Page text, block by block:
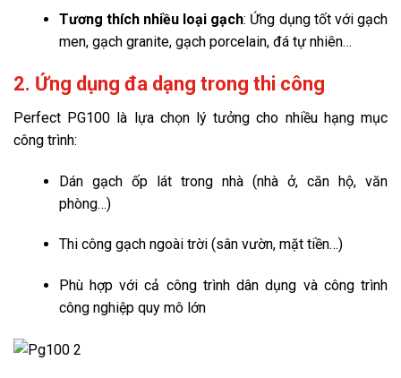
Tương thích nhiều loại gạch: Ứng dụng tốt với gạch
men, gạch granite, gạch porcelain, đá tự nhiên…
2. Ứng dụng đa dạng trong thi công
Perfect PG100 là lựa chọn lý tưởng cho nhiều hạng mục
công trình:
Dán gạch ốp lát trong nhà (nhà ở, căn hộ, văn
phòng…)
Thi công gạch ngoài trời (sân vườn, mặt tiền…)
Phù hợp với cả công trình dân dụng và công trình
công nghiệp quy mô lớn